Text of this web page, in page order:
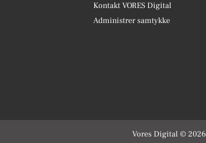
Kontakt VORES Digital
Administrer samtykke
Vores Digital © 2026